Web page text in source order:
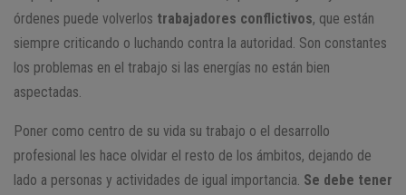
órdenes puede volverlos trabajadores conflictivos, que están
siempre criticando o luchando contra la autoridad. Son constantes
los problemas en el trabajo si las energías no están bien
aspectadas.
Poner como centro de su vida su trabajo o el desarrollo
profesional les hace olvidar el resto de los ámbitos, dejando de
lado a personas y actividades de igual importancia. Se debe tener